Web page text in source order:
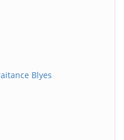
Blyes